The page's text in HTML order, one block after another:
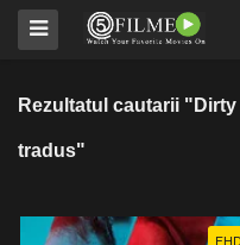
Rezultatul cautarii
tradus"